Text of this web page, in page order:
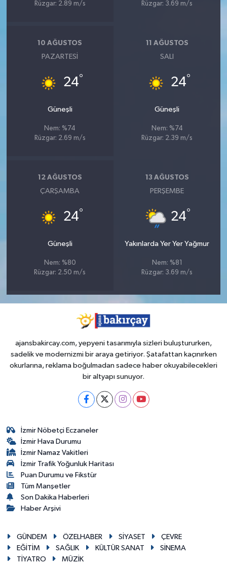
Rüzgar: 2.89 m/s
Rüzgar: 3.69 m/s
10 AĞUSTOS
PAZARTESI
24°
Güneşli
Nem: %74
Rüzgar: 2.69 m/s
11 AĞUSTOS
SALI
24°
Güneşli
Nem: %74
Rüzgar: 2.39 m/s
12 AĞUSTOS
ÇARŞAMBA
24°
Güneşli
Nem: %80
Rüzgar: 2.50 m/s
13 AĞUSTOS
PERŞEMBE
24°
Yakınlarda Yer Yer Yağmur
Nem: %81
Rüzgar: 3.69 m/s
ajansbakircay.com, yepyeni tasarımıyla sizleri buluştururken,
sadelik ve modernizmi bir araya getiriyor. Şatafattan kaçınırken
okurlarına, reklama boğulmadan sadece haber okuyabilecekleri
bir altyapı sunuyor.
İzmir Nöbetçi Eczaneler
İzmir Hava Durumu
İzmir Namaz Vakitleri
İzmir Trafik Yoğunluk Haritası
Puan Durumu ve Fikstür
Tüm Manşetler
Son Dakika Haberleri
Haber Arşivi
GÜNDEM ÖZELHABER SİYASET
ÇEVRE
EĞİTİM
SAĞLIK KÜLTÜR SANAT
SİNEMA
TİYATRO
MÜZİK